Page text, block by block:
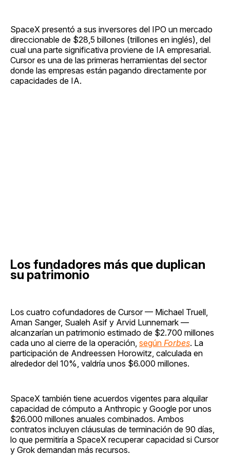
SpaceX presentó a sus inversores del IPO un mercado
direccionable de $28,5 billones (trillones en inglés), del
cual una parte significativa proviene de IA empresarial.
Cursor es una de las primeras herramientas del sector
donde las empresas están pagando directamente por
capacidades de IA.
Los fundadores más que duplican
su patrimonio
Los cuatro cofundadores de Cursor — Michael Truell,
Aman Sanger, Sualeh Asif y Arvid Lunnemark —
alcanzarían un patrimonio estimado de $2.700 millones
cada uno al cierre de la operación, según Forbes. La
participación de Andreessen Horowitz, calculada en
alrededor del 10%, valdría unos $6.000 millones.
SpaceX también tiene acuerdos vigentes para alquilar
capacidad de cómputo a Anthropic y Google por unos
$26.000 millones anuales combinados. Ambos
contratos incluyen cláusulas de terminación de 90 días,
lo que permitiría a SpaceX recuperar capacidad si Cursor
y Grok demandan más recursos.